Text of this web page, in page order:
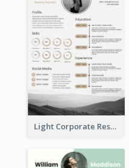
Light Corporate Resume